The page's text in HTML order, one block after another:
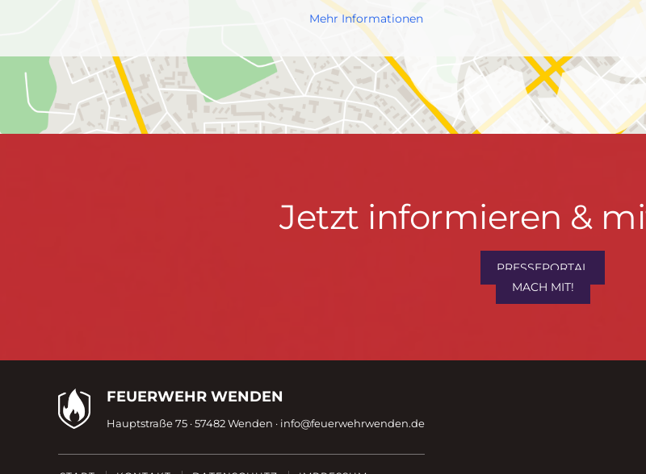
Mehr Informationen
Jetzt informieren &
PRESSEPORTAL
MACH MIT!
Kontaktdaten
Fußzeile
FEUERWEHR WENDEN
Hauptstraße 75 · 57482 Wenden · info@feuerwehrwenden.de